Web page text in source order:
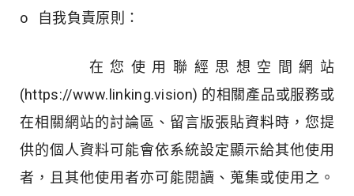
o 自我負責原則：
在您使用聯經思想空間網站
(https://www.linking.vision) 的相關產品或服務或
在相關網站的討論區、留言版張貼資料時，您提
供的個人資料可能會依系統設定顯示給其他使用
者，且其他使用者亦可能閱讀、蒐集或使用之。